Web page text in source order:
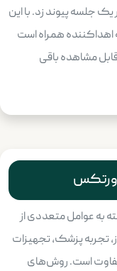
جلسه پیوند زد. با این
همراه است
مشاهده باقی
ورتکس
به عوامل متعددی از
تجربه پزشک، تجهیزات
است. روش‌های